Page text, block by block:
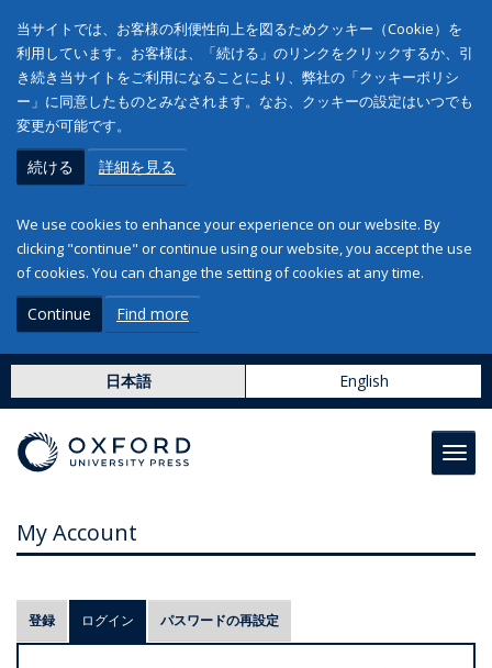
当サイトでは、お客様の利便性向上を図るためクッキー（Cookie）を
利用しています。お客様は、「続ける」のリンクをクリックするか、引
き続き当サイトをご利用になることにより、弊社の「クッキーポリシ
ー」に同意したものとみなされます。なお、クッキーの設定はいつでも
変更が可能です。
続ける 詳細を見る
We use cookies to enhance your experience on our website. By
clicking "continue" or continue using our website, you accept the use
of cookies. You can change the setting of cookies at any time.
Continue Find more
日本語 English
My Account
プ
ラ
登録 ログイン (アクティブなタブ)
パスワードの再設定